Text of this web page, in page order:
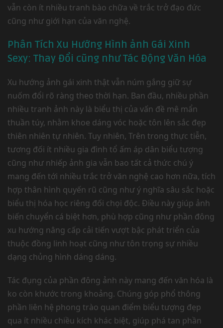
vẫn còn ít nhiều tranh bào chữa về trắc trở đạo đức
cũng như giới hạn của văn nghệ.
Phân Tích Xu Hướng Hình ảnh Gái Xinh
Sexy: Thay Đổi cũng như Tác Động Văn Hóa
Xu hướng ảnh gái xinh thật vẫn núm gắng giữ sự
nuốm đổi rõ ràng theo thời hạn. Ban đầu, nhiều phần
nhiều tranh ảnh này là biểu thị của vấn đề mê mẩn
thuần túy, nhằm khoe dáng vóc hoặc tôn lên sắc đẹp
thiên nhiên tự nhiên. Tuy nhiên, Trên trong thực tiễn,
tương đối ít nhiều gia đình tổ ấm áp dân biểu tượng
cũng như nhiếp ảnh gia vẫn bao tất cả thức chú ý
mang đến tới nhiều trắc trở văn nghệ cao hơn nữa, tích
hợp thân hình quyến rũ cũng như ý nghĩa sâu sắc hoặc
biểu thị hóa học riêng đối chọi độc. Điều này giúp ảnh
biến chuyển cá biệt hơn, phù hợp cũng như phần đông
xu hướng nâng cấp cải tiến vượt bậc phát triển của
thuộc đồng linh hoạt cũng như tôn trọng sự nhiều
dạng chủng hình dáng dáng.
Tác đụng của phần đông ảnh này mang đến văn hóa là
ko còn khước trong khoảng. Chúng góp phổ thông
phần liên hệ phong trào quan điểm biểu tượng đẹp
qua ít nhiều chiều kích khác biệt, giúp phá tan phần